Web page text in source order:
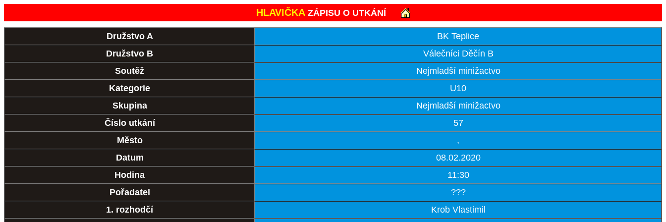
HLAVIČKAZÁPISU O UTKÁNÍ
Družstvo A
BK Teplice
Družstvo B
Válečníci Děčín B
Soutěž
Nejmladší minižactvo
Kategorie
U10
Skupina
Nejmladší minižactvo
Číslo utkání
57
Město
,
Datum
08.02.2020
Hodina
11:30
Pořadatel
???
1. rozhodčí
Krob Vlastimil